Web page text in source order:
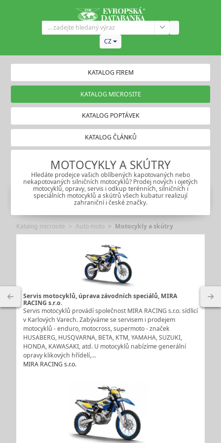
CZ
KATALOG FIREM
KATALOG MICROSITE
KATALOG POPTÁVEK
KATALOG ČLÁNKŮ
MOTOCYKLY A SKÚTRY
Hledáte prodejce vašich oblíbených kapotovaných nebo
nekapotovaných silničních motocyklů? Prodej nových i ojetých
motocyklů, opravy, servis i odkup terénních, silničních i
speciálních motocyklů a skútrů všech kubatur realizují
zahraniční i české značky.
Katalog microsite Auto moto Motocykly a skútry
Servis motocyklů, úprava závodních speciálů, MIRA
RACING s.r.o.
Servis motocyklů provádí společnost MIRA RACING s.r.o. sídlící
v Karlových Varech. Zabýváme se servisem i prodejem
motocyklů - enduro, motocross, supermoto - značek
HUSABERG, HUSQVARNA, BETA, KTM, YAMAHA, SUZUKI,
HONDA, KAWASAKI, atd. U motocyklů nabízíme generální
opravy klikových hřídelí,…
MIRA RACING s.r.o.